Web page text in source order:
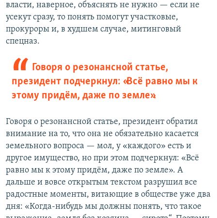
власти, наверное, объяснять не нужно — если не
усекут сразу, то понять помогут участковые,
прокуроры и, в худшем случае, митинговый
спецназ.
Говоря о резонансной статье,
президент подчеркнул: «Всё равно мы к
этому придём, даже по земле».
Говоря о резонансной статье, президент обратил
внимание на то, что она не обязательно касается
земельного вопроса — мол, у «каждого» есть и
другое имущество, но при этом подчеркнул: «Всё
равно мы к этому придём, даже по земле». А
дальше и вовсе открытым текстом разрушил все
радостные моменты, витающие в обществе уже два
дня: «Когда-нибудь мы должны понять, что такое